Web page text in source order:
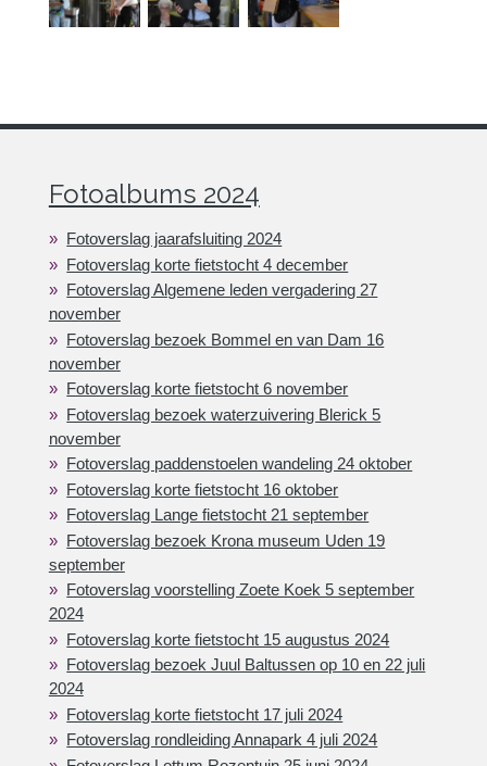
Fotoalbums 2024
Fotoverslag jaarafsluiting 2024
Fotoverslag korte fietstocht 4 december
Fotoverslag Algemene leden vergadering 27
november
Fotoverslag bezoek Bommel en van Dam 16
november
Fotoverslag korte fietstocht 6 november
Fotoverslag bezoek waterzuivering Blerick 5
november
Fotoverslag paddenstoelen wandeling 24 oktober
Fotoverslag korte fietstocht 16 oktober
Fotoverslag Lange fietstocht 21 september
Fotoverslag bezoek Krona museum Uden 19
september
Fotoverslag voorstelling Zoete Koek 5 september
2024
Fotoverslag korte fietstocht 15 augustus 2024
Fotoverslag bezoek Juul Baltussen op 10 en 22 juli
2024
Fotoverslag korte fietstocht 17 juli 2024
Fotoverslag rondleiding Annapark 4 juli 2024